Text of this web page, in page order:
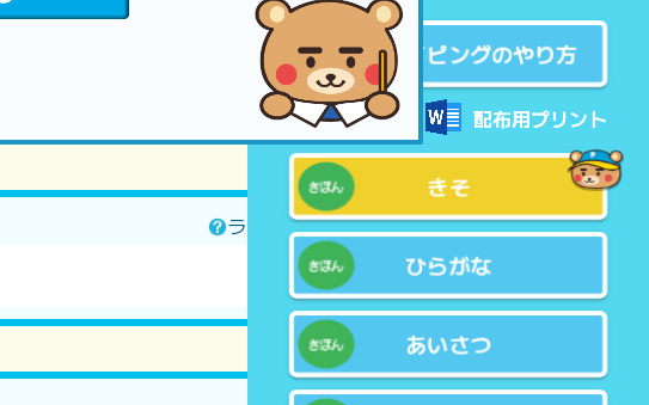
ランキングについて
タッチタイピングのやり方
配布用プリント
きそ
ひらがな
あいさつ